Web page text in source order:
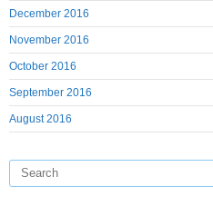
December 2016
November 2016
October 2016
September 2016
August 2016